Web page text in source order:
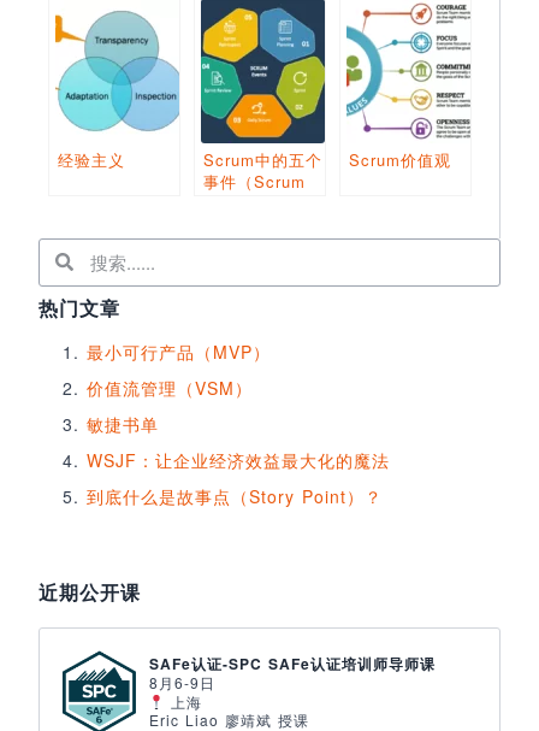
经验主义
Scrum中的五个
事件（Scrum
Scrum价值观
热门文章
最小可行产品（MVP）
价值流管理（VSM）
敏捷书单
WSJF：让企业经济效益最大化的魔法
到底什么是故事点（Story Point）？
近期公开课
SAFe认证-SPC SAFe认证培训师导师课
8月6-9日
上海
Eric Liao 廖靖斌 授课